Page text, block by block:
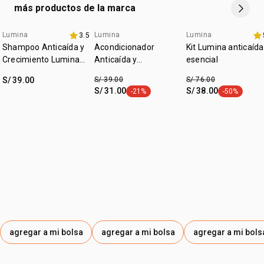
• tipo de tratamiento: definición e hidratación
más productos de la marca
Lumina 3.5
Shampoo Anticaída y
Crecimiento Lumina
S/ 39.00
agregar a mi bolsa
promo imperdible
Lumina
Acondicionador
Anticaída y
300ml
S/ 39.00
S/ 31.00 etiqueta -21%
-21%
agregar a mi bolsa
set online
Lumina
Kit Lumina anticaída
esencial
S/ 76.00
S/ 38.00 etiqueta -
-50%
agregar a mi